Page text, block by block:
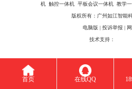
机 触控一体机 平板会议一体机 教学
版权所有：广州如江智能
电脑版 | 投诉举报 |
技术支持：
首页 在线QQ